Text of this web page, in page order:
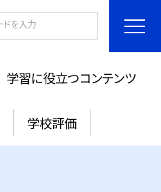
学習に役立つコンテンツ
学校評価